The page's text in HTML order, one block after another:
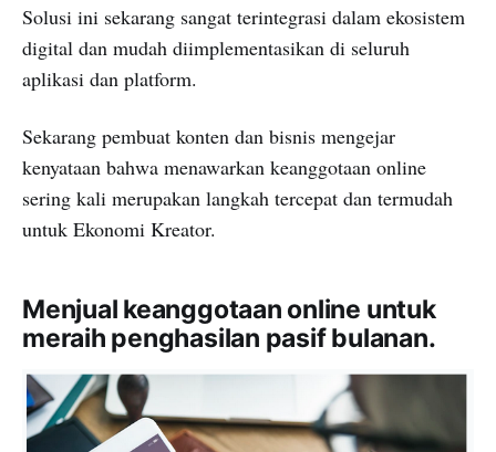
Solusi ini sekarang sangat terintegrasi dalam ekosistem
digital dan mudah diimplementasikan di seluruh
aplikasi dan platform.
Sekarang pembuat konten dan bisnis mengejar
kenyataan bahwa menawarkan keanggotaan online
sering kali merupakan langkah tercepat dan termudah
untuk Ekonomi Kreator.
Menjual keanggotaan online untuk
meraih penghasilan pasif bulanan.